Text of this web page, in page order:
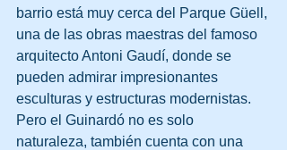
barrio está muy cerca del Parque Güell,
una de las obras maestras del famoso
arquitecto Antoni Gaudí, donde se
pueden admirar impresionantes
esculturas y estructuras modernistas.
Pero el Guinardó no es solo
naturaleza, también cuenta con una